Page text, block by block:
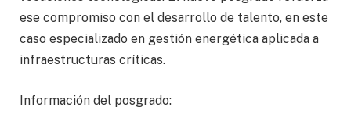
ese compromiso con el desarrollo de talento, en este
caso especializado en gestión energética aplicada a
infraestructuras críticas.
Información del posgrado: